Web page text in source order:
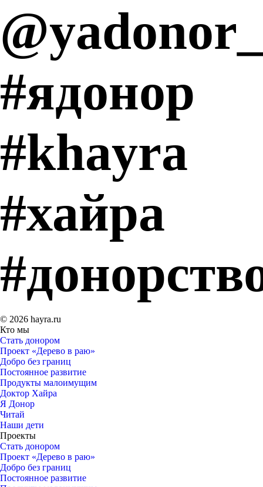
#ядонор
#khayra
#хайра
© 2026 hayra.ru
Кто мы
Стать донором
Проект «Дерево в раю»
Добро без границ
Постоянное развитие
Продукты малоимущим
Доктор Хайра
Я Донор
Читай
Наши дети
Проекты
Стать донором
Проект «Дерево в раю»
Добро без границ
Постоянное развитие